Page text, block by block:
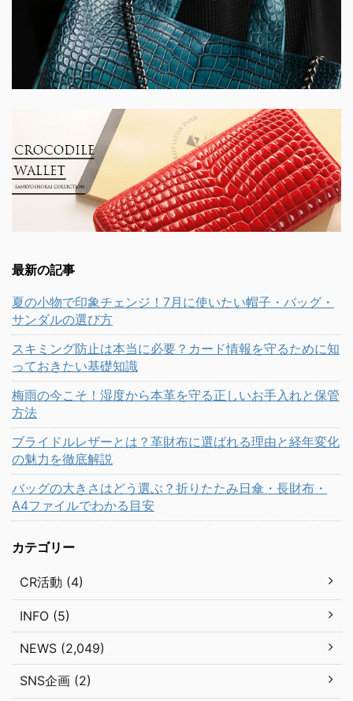
最新の記事
夏の小物で印象チェンジ！7月に使いたい帽子・バッグ・
サンダルの選び方
スキミング防止は本当に必要？カード情報を守るために知
っておきたい基礎知識
梅雨の今こそ！湿度から本革を守る正しいお手入れと保管
方法
ブライドルレザーとは？革財布に選ばれる理由と経年変化
の魅力を徹底解説
バッグの大きさはどう選ぶ？折りたたみ日傘・長財布・
A4ファイルでわかる目安
カテゴリー
CR活動 (4)
INFO (5)
NEWS (2,049)
SNS企画 (2)